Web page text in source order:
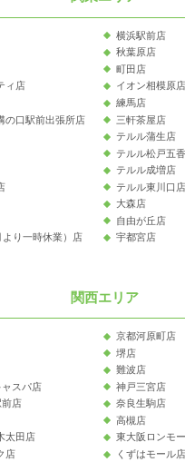
横浜駅前店
秋葉原店
町田店
ィ店
イオン相模原店
練馬店
の口駅前出張所店
三軒茶屋店
テルル蒲生店
テルル松戸五
テルル成増店
テルル東川口店
大森店
自由が丘店
り一時休業）店
宇都宮店
関西エリア
京都河原町店
堺店
難波店
スパ店
神戸三宮店
店
奈良生駒店
高槻店
太田店
東大阪ロンモ
店
くずはモール店